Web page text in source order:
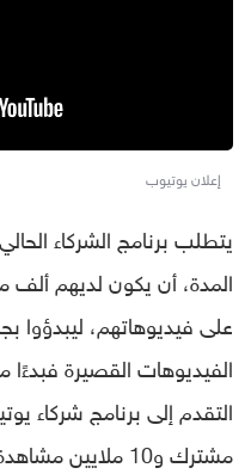
إعلان يوتيوب
يتطلب برنامج الشركاء
على فيديوهاتهم، ليبدؤوا
التقدم إلى برنامج شركاء
مشترك و10